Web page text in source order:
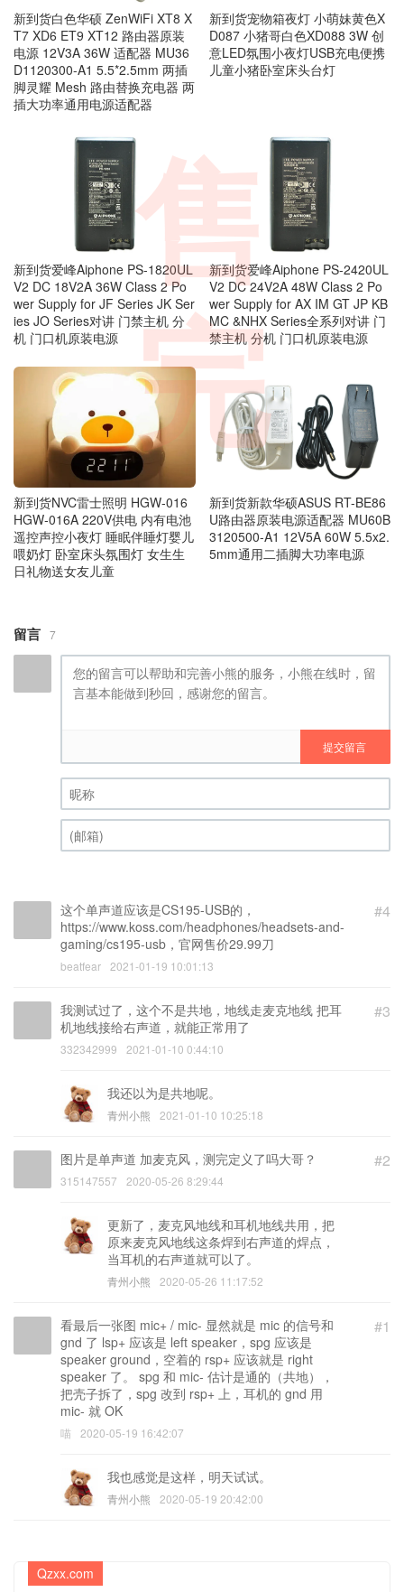
新到货白色华硕 ZenWiFi XT8 X
T7 XD6 ET9 XT12 路由器原装
电源 12V3A 36W 适配器 MU36
D1120300-A1 5.5*2.5mm 两插
脚灵耀 Mesh 路由替换充电器 两
插大功率通用电源适配器
新到货宠物箱夜灯 小萌妹黄色X
D087 小猪哥白色XD088 3W 创
意LED氛围小夜灯USB充电便携
儿童小猪卧室床头台灯
新到货爱峰Aiphone PS-1820UL
V2 DC 18V2A 36W Class 2 Po
wer Supply for JF Series JK Ser
ies JO Series对讲 门禁主机 分
机 门口机原装电源
新到货爱峰Aiphone PS-2420UL
V2 DC 24V2A 48W Class 2 Po
wer Supply for AX IM GT JP KB
MC &NHX Series全系列对讲 门
禁主机 分机 门口机原装电源
新到货NVC雷士照明 HGW‑016
HGW‑016A 220V供电 内有电池
遥控声控小夜灯 睡眠伴睡灯婴儿
喂奶灯 卧室床头氛围灯 女生生
日礼物送女友儿童
新到货新款华硕ASUS RT-BE86
U路由器原装电源适配器 MU60B
3120500-A1 12V5A 60W 5.5x2.
5mm通用二插脚大功率电源
留言 7
提交留言
昵称 (必填)
#4
这个单声道应该是CS195-USB的，
https://www.koss.com/headphones/headsets-and-
gaming/cs195-usb，官网售价29.99刀
beatfear 2021-01-19 10:01:13
#3
我测试过了，这个不是共地，地线走麦克地线 把耳
机地线接给右声道，就能正常用了
332342999 2021-01-10 0:44:10
我还以为是共地呢。
青州小熊 2021-01-10 10:25:18
#2
图片是单声道 加麦克风，测完定义了吗大哥？
315147557 2020-05-26 8:29:44
更新了，麦克风地线和耳机地线共用，把
原来麦克风地线这条焊到右声道的焊点，
当耳机的右声道就可以了。
青州小熊 2020-05-26 11:17:52
#1
看最后一张图 mic+ / mic- 显然就是 mic 的信号和
gnd 了 lsp+ 应该是 left speaker，spg 应该是
speaker ground，空着的 rsp+ 应该就是 right
speaker 了。 spg 和 mic- 估计是通的（共地），
把壳子拆了，spg 改到 rsp+ 上，耳机的 gnd 用
mic- 就 OK
喵 2020-05-19 16:42:07
我也感觉是这样，明天试试。
青州小熊 2020-05-19 20:42:00
Qzxx.com
售
完